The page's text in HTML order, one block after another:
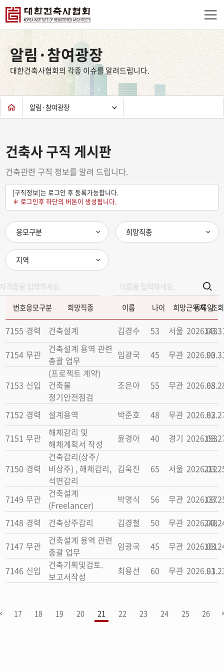
상
컨
츠
하
단
알림·참여광장
대한건축사협회의 각종 이슈를 알려드립니다.
알림·참여광장
건축사 구직 게시판
건축관련 구직 정보를 알려 드립니다.
[구직정보]는 로그인 후 등록가능합니다.
＊ 로그인후 하단의 버튼이 생성됩니다.
응모구분 희망직종
지역
번호응모구분 희망직종 이름 나이 희망근무지
등록일조
7155 경력 건축설계 김경수 53 서울
143
7154 무관
건축설계 용역 관련
총괄 업무
임광국 45 무관 90
7153 신입
(프로젝트 계약)
건축물
정기안전점검
조은아 55 무관 68
7152 경력 설계용역 박준호 48 무관
82
7151 무관
해체감리 및
해체계획서 작성
윤경아 40 경기 193
7150 경력
건축감리(상주/
비상주) , 해체감리,
석면감리
김욱진 65 서울 212
7149 무관
건축설계
(Freelancer)
박영식 56 무관
137
7148 경력 건축상주감리 김경철 50 무관
248
7147 무관
건축설계 용역 관련
총괄 업무
임광국 45 무관 101
7146 신입
건축기획및검토.
보고서작성
최용선 60 무관 91
17 18 19 20 21 22 23 24 25 26